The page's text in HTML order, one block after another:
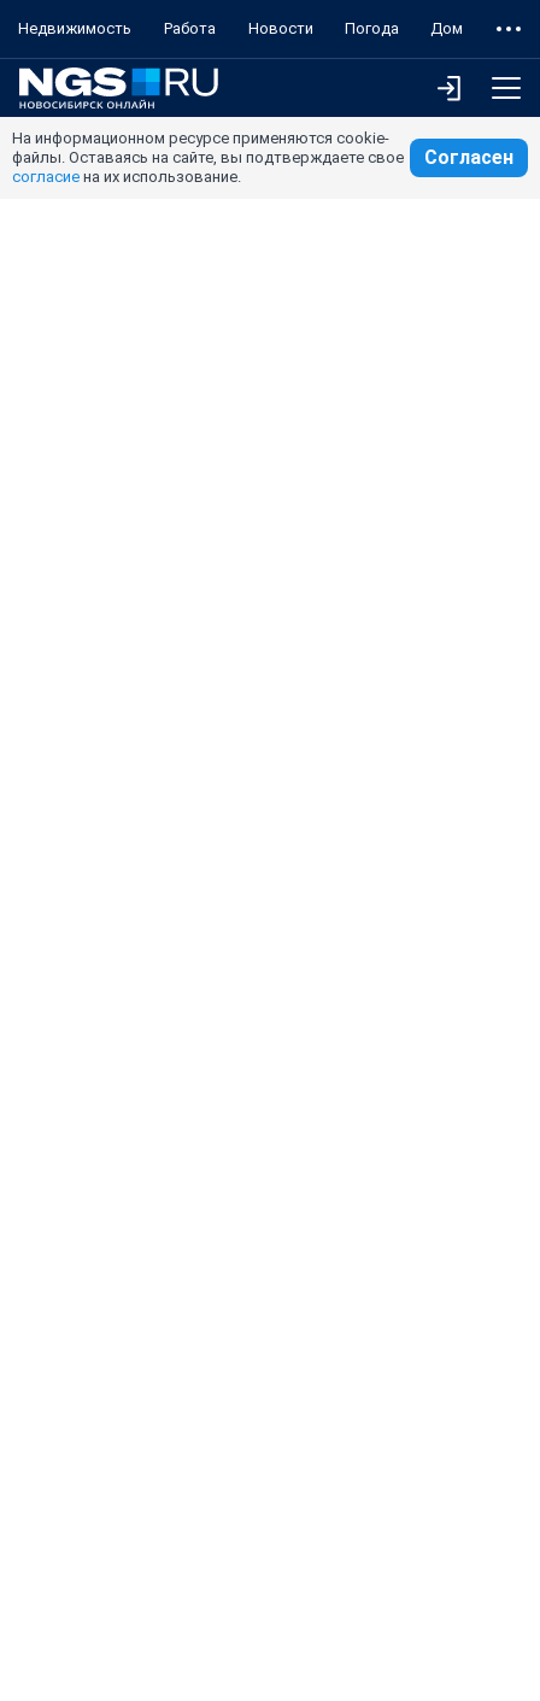
Недвижимость Работа Новости Погода Дом
На информационном ресурсе применяются cookie-
файлы. Оставаясь на сайте, вы подтверждаете свое
согласие на их использование.
Согласен